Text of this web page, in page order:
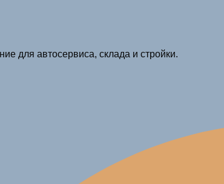
для автосервиса, склада и стройки.